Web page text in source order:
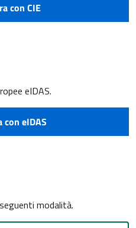
con CIE
CIE
eIDAS.
con eIDAS
modalità.